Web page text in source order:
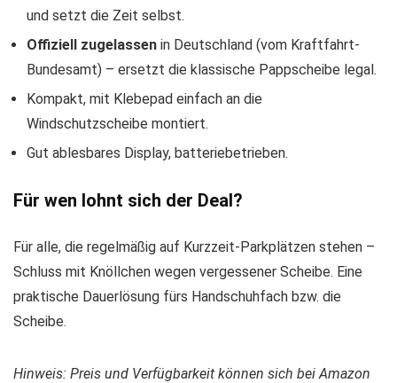
und setzt die Zeit selbst.
Offiziell zugelassen in Deutschland (vom Kraftfahrt-
Bundesamt) – ersetzt die klassische Pappscheibe legal.
Kompakt, mit Klebepad einfach an die
Windschutzscheibe montiert.
Gut ablesbares Display, batteriebetrieben.
Für wen lohnt sich der Deal?
Für alle, die regelmäßig auf Kurzzeit-Parkplätzen stehen –
Schluss mit Knöllchen wegen vergessener Scheibe. Eine
praktische Dauerlösung fürs Handschuhfach bzw. die
Scheibe.
Hinweis: Preis und Verfügbarkeit können sich bei Amazon